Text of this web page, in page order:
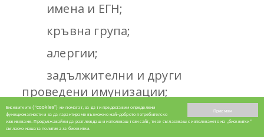
Приемам
Бисквитките (“cookies”) ни помагат, за да ти предоставим определени
функционалности и за да гарантираме възможно най-доброто потребителско
изживяване. Продължавайки да разглеждаш и използваш този сайт, ти се съгласяваш с използването на „бисквитки“
съгласно нашата политика за бисквитки.
имена и ЕГН;
кръвна група;
алергии;
задължителни и други
проведени имунизации;
прекарани остри инфекциозни
заболявания;